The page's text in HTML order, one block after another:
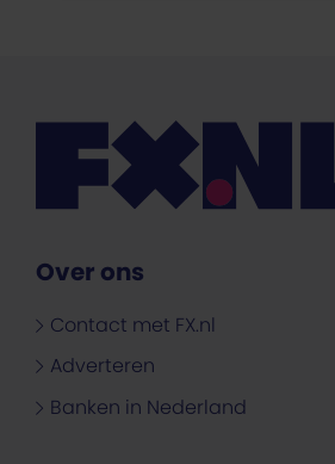
Over ons
Contact met FX.nl
Adverteren
Banken in Nederland